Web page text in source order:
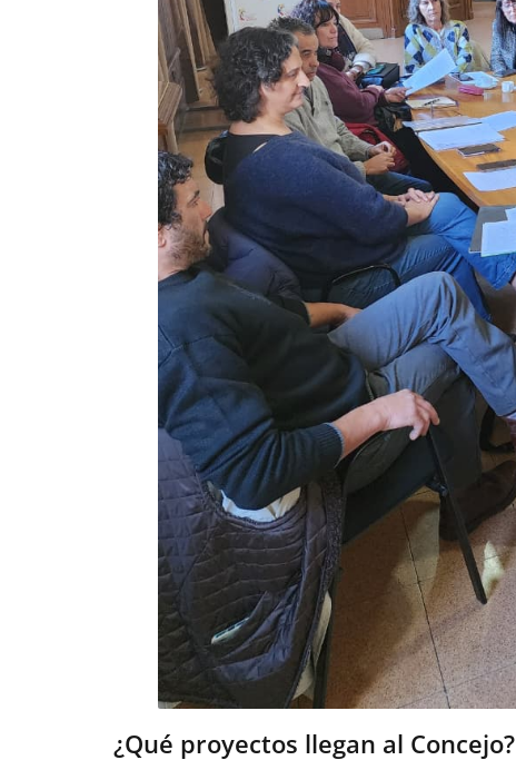
¿Qué proyectos llegan al Concejo?